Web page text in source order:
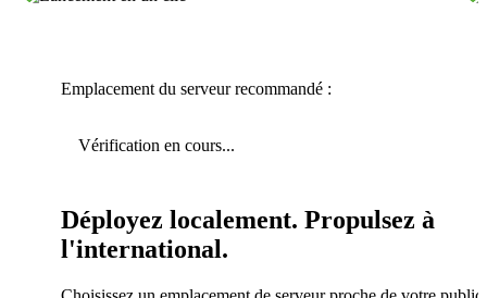
Emplacement du serveur recommandé :
Vérification en cours...
Déployez localement. Propulsez à
l'international.